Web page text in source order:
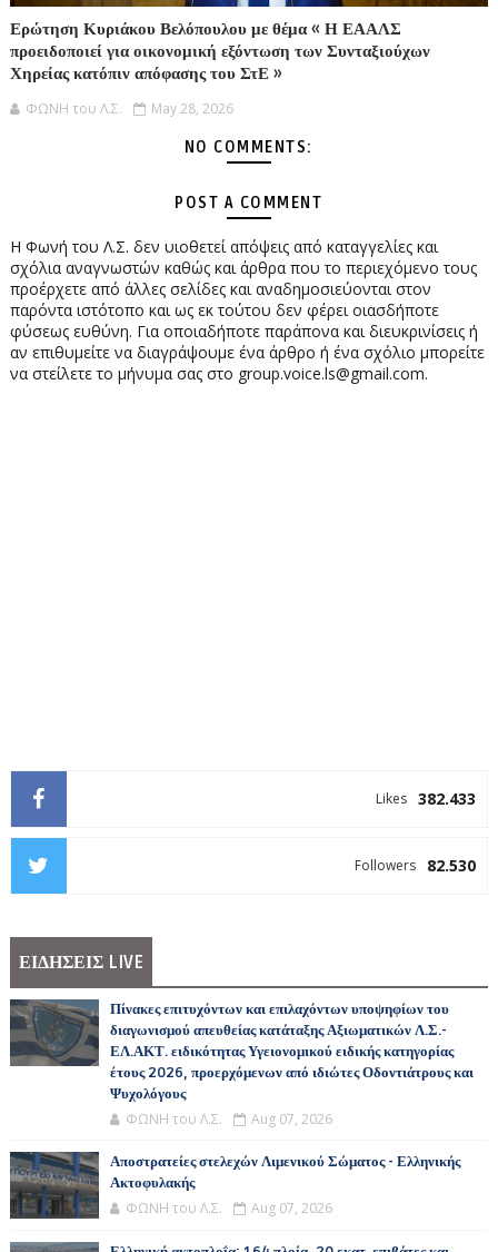
Ερώτηση Κυριάκου Βελόπουλου με θέμα « Η ΕΑΑΛΣ
προειδοποιεί για οικονομική εξόντωση των Συνταξιούχων
Χηρείας κατόπιν απόφασης του ΣτΕ »
ΦΩΝΗ του Λ.Σ. May 28, 2026
NO COMMENTS:
POST A COMMENT
Η Φωνή του Λ.Σ. δεν υιοθετεί απόψεις από καταγγελίες και
σχόλια αναγνωστών καθώς και άρθρα που το περιεχόμενο τους
προέρχετε από άλλες σελίδες και αναδημοσιεύονται στον
παρόντα ιστότοπο και ως εκ τούτου δεν φέρει οιασδήποτε
φύσεως ευθύνη. Για οποιαδήποτε παράπονα και διευκρινίσεις ή
αν επιθυμείτε να διαγράψουμε ένα άρθρο ή ένα σχόλιο μπορείτε
να στείλετε το μήνυμα σας στο group.voice.ls@gmail.com.
382.433
Likes
82.530
Followers
ΕΙΔΗΣΕΙΣ LIVE
Πίνακες επιτυχόντων και επιλαχόντων υποψηφίων του
διαγωνισμού απευθείας κατάταξης Αξιωματικών Λ.Σ.-
ΕΛ.ΑΚΤ. ειδικότητας Υγειονομικού ειδικής κατηγορίας
έτους 2026, προερχόμενων από ιδιώτες Οδοντιάτρους και
Ψυχολόγους
ΦΩΝΗ του Λ.Σ. Aug 07, 2026
Αποστρατείες στελεχών Λιμενικού Σώματος - Ελληνικής
Ακτοφυλακής
ΦΩΝΗ του Λ.Σ. Aug 07, 2026